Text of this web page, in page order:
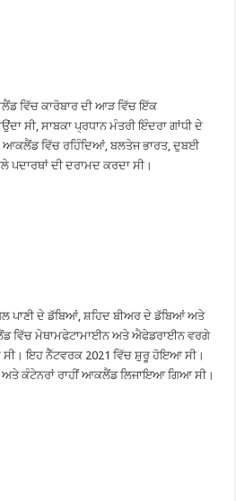
ਵਿੱਚ ਕਾਰੋਬਾਰ ਦੀ ਆੜ ਵਿੱਚ ਇੱਕ
ਸੀ, ਸਾਬਕਾ ਪ੍ਰਧਾਨ ਮੰਤਰੀ ਇੰਦਰਾ ਗਾਂਧੀ ਦੇ
ਆਕਲੈਂਡ ਵਿੱਚ ਰਹਿੰਦਿਆਂ, ਬਲਤੇਜ ਭਾਰਤ, ਦੁਬਈ
ਦੀ ਦਰਾਮਦ ਕਰਦਾ ਸੀ।
ਪਾਣੀ ਦੇ ਡੱਬਿਆਂ, ਸ਼ਹਿਦ ਬੀਅਰ ਦੇ ਡੱਬਿਆਂ ਅਤੇ
ਵਿੱਚ ਮੇਥਾਮਫੇਟਾਮਾਈਨ ਅਤੇ ਐਫੇਡਰਾਈਨ ਵਰਗੇ
ਸੀ। ਇਹ ਨੈੱਟਵਰਕ 2021 ਵਿੱਚ ਸ਼ੁਰੂ ਹੋਇਆ ਸੀ।
ਅਤੇ ਕੰਟੇਨਰਾਂ ਰਾਹੀਂ ਆਕਲੈਂਡ ਲਿਜਾਇਆ ਗਿਆ ਸੀ।